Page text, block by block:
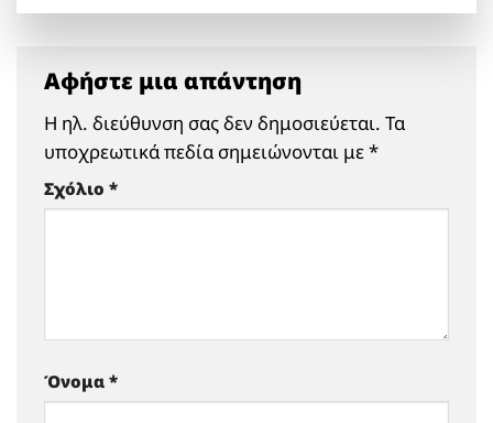
Αφήστε μια απάντηση
Η ηλ. διεύθυνση σας δεν δημοσιεύεται. Τα
υποχρεωτικά πεδία σημειώνονται με*
Σχόλιο *
Όνομα *